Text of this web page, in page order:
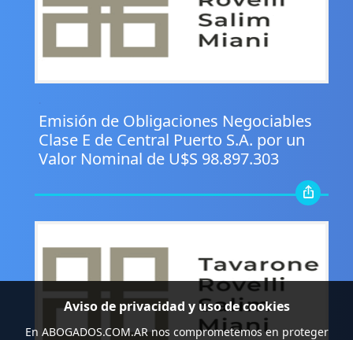
Emisión de Obligaciones Negociables
Clase E de Central Puerto S.A. por un
Valor Nominal de U$S 98.897.303
Aviso de privacidad y uso de cookies
En ABOGADOS.COM.ARnos comprometemos en proteger